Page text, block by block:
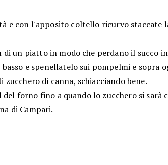
e con l'apposito coltello ricurvo staccate
un piatto in modo che perdano il succo in
e spenellatelo sui pompelmi e sopra
di canna, schiacciando bene.
forno fino a quando lo zucchero si sarà
di Campari.